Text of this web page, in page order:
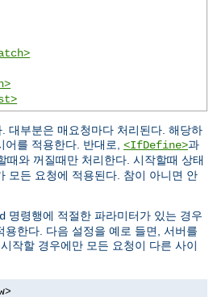
대부분은 매요청마다 처리된다. 해당하
를 적용한다. 반대로, <IfDefine>과
때와 꺼질때만 처리한다. 시작할때 상태
모든 요청에 적용된다. 참이 아니면 안
명령행에 적절한 파라미터가 있는 경우
한다. 다음 설정을 예로 들면, 서버를
작할 경우에만 모든 요청이 다른 사이